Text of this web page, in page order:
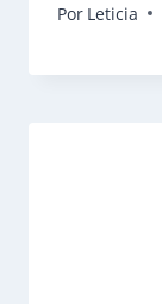
Por Leticia